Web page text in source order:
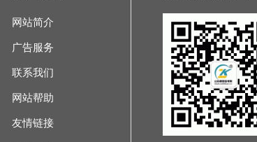
网站简介
广告服务
联系我们
网站帮助
友情链接